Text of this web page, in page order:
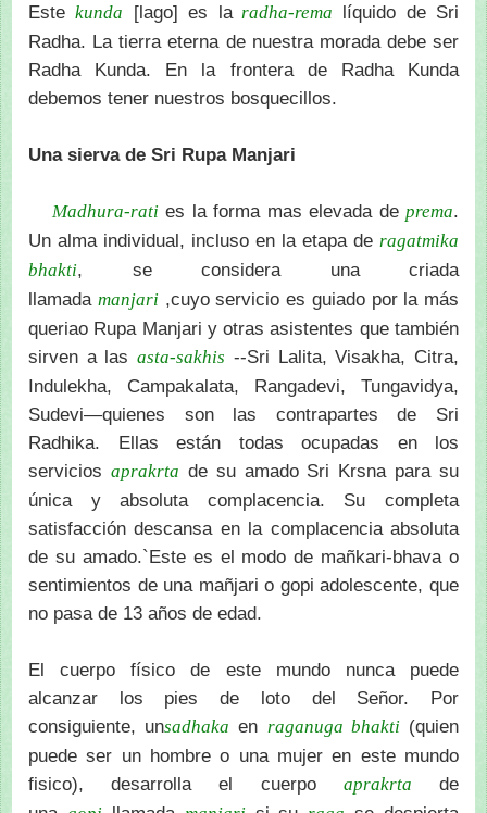
Estekunda [lago] es laradha-rema líquido de Sri
Radha. La tierra eterna de nuestra morada debe ser
Radha Kunda. En la frontera de Radha Kunda
debemos tener nuestros bosquecillos.
Una sierva de Sri Rupa Manjari
Madhura-rati es la forma mas elevada deprema.
Un alma individual, incluso en la etapa de ragatmika
bhakti, se considera una criada
llamada manjari ,cuyo servicio es guiado por la más
queriao Rupa Manjari y otras asistentes que también
sirven a lasasta-sakhis --Sri Lalita, Visakha, Citra,
Indulekha, Campakalata, Rangadevi, Tungavidya,
Sudevi—quienes son las contrapartes de Sri
Radhika. Ellas están todas ocupadas en los
servicios aprakrta de su amado Sri Krsna para su
única y absoluta complacencia. Su completa
satisfacción descansa en la complacencia absoluta
de su amado.`Este es el modo de mañkari-bhava o
sentimientos de una mañjari o gopi adolescente, que
no pasa de 13 años de edad.
El cuerpo físico de este mundo nunca puede
alcanzar los pies de loto del Señor. Por
consiguiente, unsadhaka en raganuga bhakti (quien
puede ser un hombre o una mujer en este mundo
fisico), desarrolla el cuerpo aprakrta de